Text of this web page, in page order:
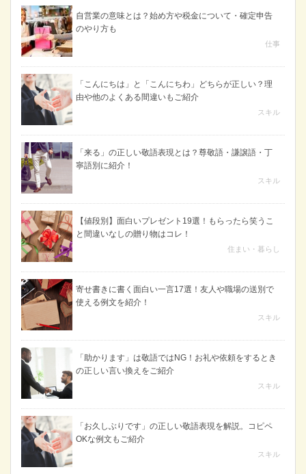
自営業の意味とは？始め方や税金について・確定申告
のやり方も
仕事
「こんにちは」と「こんにちわ」どちらが正しい？理
由や他のよくある間違いもご紹介
スキル
「来る」の正しい敬語表現とは？尊敬語・謙譲語・丁
寧語別に紹介！
スキル
【値段別】面白いプレゼント19選！もらったら笑うこ
と間違いなしの贈り物はコレ！
住まい・暮らし
寄せ書きに書く面白い一言17選！友人や職場の送別で
使える例文を紹介！
スキル
「助かります」は敬語ではNG！お礼や依頼をするとき
の正しい言い換えをご紹介
スキル
「お久しぶりです」の正しい敬語表現を解説。コピペ
OKな例文もご紹介
スキル